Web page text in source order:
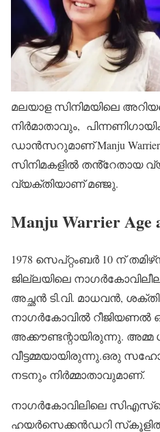
മലയാള സിനിമയിലെ
നിർമാതാവും,
ഡാൻസറുമാണ് Manju Warrier.
സിനിമകളിൽ തൻ്റേതായ
വ്യക്തിയാണ് മഞ്ജു.
Manju Warrier Age
1978 സെപ്റ്റംബർ 10 ന്
ജില്ലയിലെ
അച്ഛൻ ടി.വി. മാധവൻ,
നാഗർകോവിൽ റീജിയണൽ
അക്കൗണ്ടന്റായിരുന്നു. അമ്മ
വീട്ടമ്മയായിരുന്നു.ഒരു
നടനും നിർമ്മാതാവുമാണ്.
നാഗർകോവിലിലെ
ഹയർസെക്കൻഡറി സ്‌കൂളിൽ